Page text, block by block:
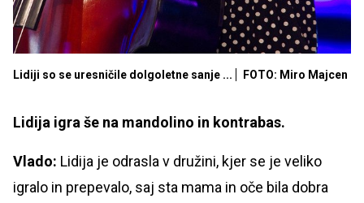
Lidiji so se uresničile dolgoletne sanje ... FOTO: Miro Majcen
Lidija igra še na mandolino in kontrabas.
Vlado: Lidija je odrasla v družini, kjer se je veliko
igralo in prepevalo, saj sta mama in oče bila dobra